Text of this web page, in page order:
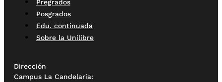
Pregrados
Posgrados
Edu. continuada
Sobre la Unilibre
Dirección
Campus La Candelaria: